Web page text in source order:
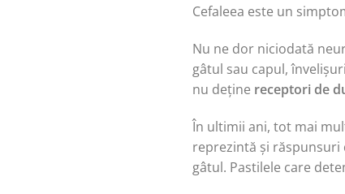
Cefaleea este un
Nu ne dor niciodată
gâtul sau capul,
nu deține receptori de
În ultimii ani, tot mai
reprezintă și răspunsuri
gâtul. Pastilele care